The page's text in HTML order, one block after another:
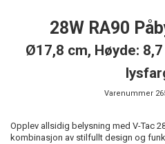
28W RA90
Ø17,8 cm, Høyde:
Varenummer
Opplev allsidig belysning med V-Tac
kombinasjon av stilfullt design og